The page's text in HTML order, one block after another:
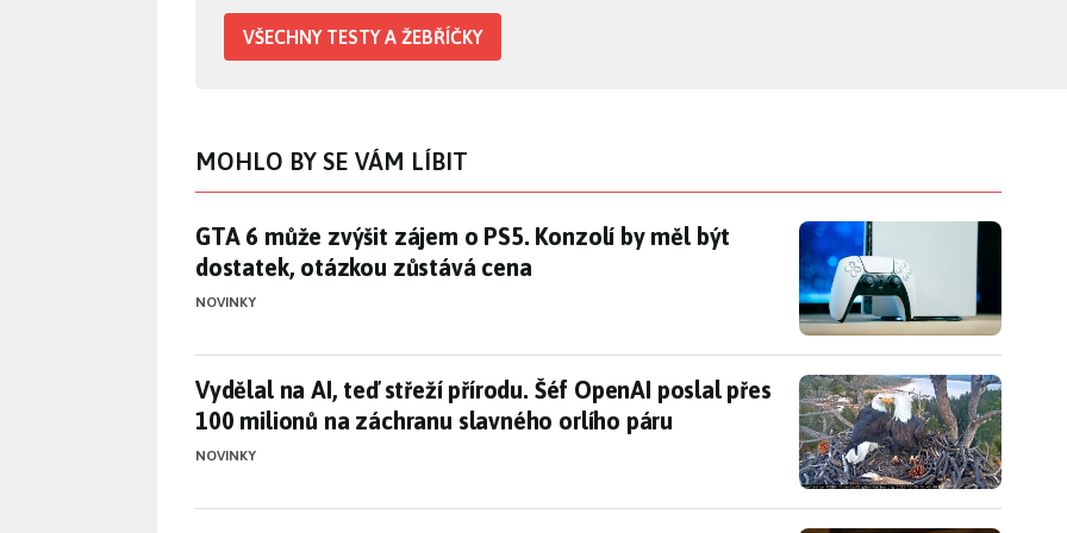
VŠECHNY TESTY A ŽEBŘÍČKY
MOHLO BY SE VÁM LÍBIT
GTA 6 může zvýšit zájem o PS5. Konzolí by měl být dostatek, otázkou zůstává cena
GTA 6 může zvýšit zájem o PS5. Konzolí by měl být
dostatek, otázkou zůstává cena
NOVINKY
Vydělal na AI, teď střeží přírodu. Šéf OpenAI poslal přes 100 milionů na záchranu
Vydělal na AI, teď střeží přírodu. Šéf OpenAI poslal přes
100 milionů na záchranu slavného orlího páru
NOVINKY